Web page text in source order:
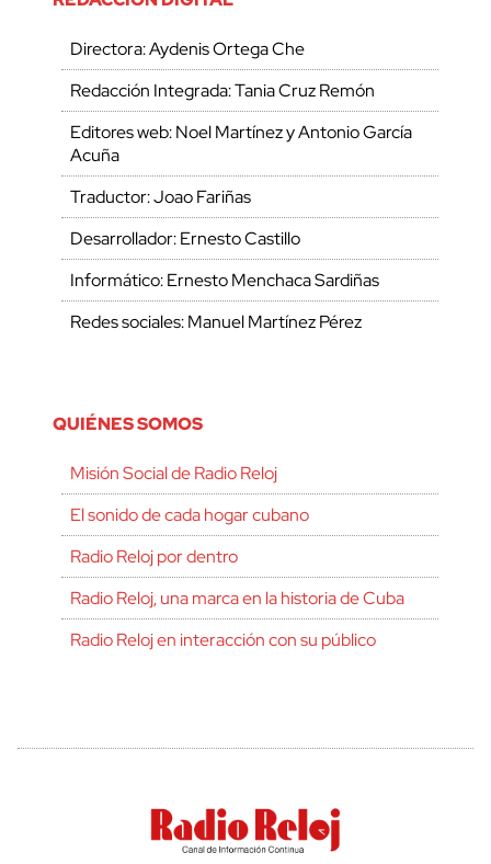
Directora: Aydenis Ortega Che
Redacción Integrada: Tania Cruz Remón
Editores web: Noel Martínez y Antonio García
Acuña
Traductor: Joao Fariñas
Desarrollador: Ernesto Castillo
Informático: Ernesto Menchaca Sardiñas
Redes sociales: Manuel Martínez Pérez
QUIÉNES SOMOS
Misión Social de Radio Reloj
El sonido de cada hogar cubano
Radio Reloj por dentro
Radio Reloj, una marca en la historia de Cuba
Radio Reloj en interacción con su público